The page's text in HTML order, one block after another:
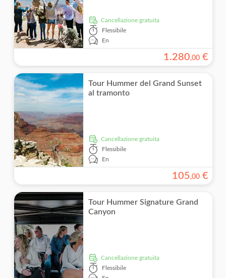
Cancellazione gratuita
Flessibile
En
1.280,00 €
Tour Hummer del Grand Sunset
al tramonto
Cancellazione gratuita
Flessibile
En
105,00 €
Tour Hummer Signature Grand
Canyon
Cancellazione gratuita
Flessibile